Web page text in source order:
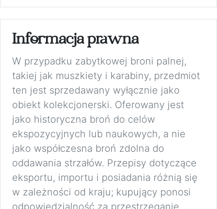
Informacja prawna
W przypadku zabytkowej broni palnej,
takiej jak muszkiety i karabiny, przedmiot
ten jest sprzedawany wyłącznie jako
obiekt kolekcjonerski. Oferowany jest
jako historyczna broń do celów
ekspozycyjnych lub naukowych, a nie
jako współczesna broń zdolna do
oddawania strzałów. Przepisy dotyczące
eksportu, importu i posiadania różnią się
w zależności od kraju; kupujący ponosi
odpowiedzialność za przestrzeganie